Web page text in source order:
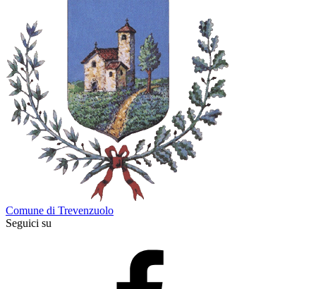
Comune di Trevenzuolo
Seguici su